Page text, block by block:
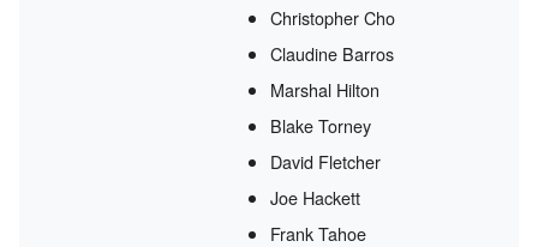
Christopher Cho
Claudine Barros
Marshal Hilton
Blake Torney
David Fletcher
Joe Hackett
Frank Tahoe